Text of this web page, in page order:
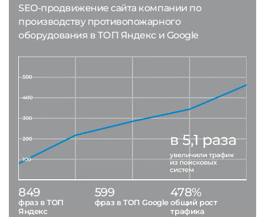
SEO-продвижение сайта компании по
производству противопожарного
оборудования в ТОП Яндекс и Google
849
фраз в ТОП
Яндекс
599
фраз в ТОП Google
478%
общий рост
трафика